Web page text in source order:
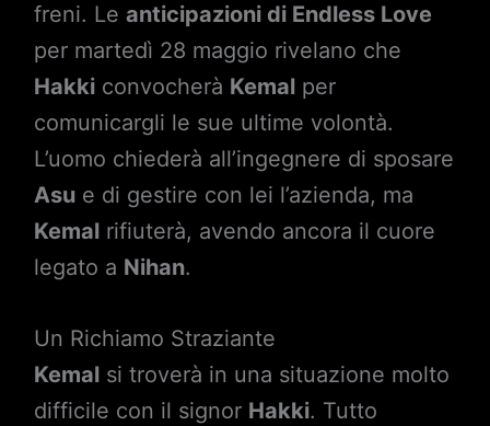
freni. Le anticipazioni di Endless Love
per martedì 28 maggio rivelano che
Hakkiconvocherà Kemal per
comunicargli le sue ultime volontà.
L’uomo chiederà all’ingegnere di sposare
Asue di gestire con lei l’azienda, ma
Kemal rifiuterà, avendo ancora il cuore
legato a Nihan.
Un Richiamo Straziante
Kemal si troverà in una situazione molto
difficile con il signor Hakki. Tutto